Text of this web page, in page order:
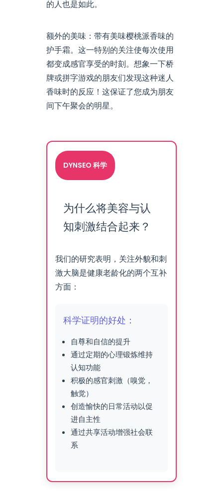
的人也是如此。
额外的美味：带有美味樱桃派香味的
护手霜。这一特别的关注使每次使用
都变成感官享受的时刻。想象一下桥
牌或拼字游戏的朋友们发现这种迷人
香味时的反应！这保证了您成为朋友
间下午聚会的明星。
DYNSEO 科学
为什么将美容与认
知刺激结合起来？
我们的研究表明，关注外貌和刺
激大脑是健康老龄化的两个互补
方面：
科学证明的好处：
自尊和自信的提升
通过定期的心理锻炼维持
认知功能
积极的感官刺激（嗅觉，
触觉）
创造愉快的日常活动以促
进自主性
通过共享活动增强社会联
系